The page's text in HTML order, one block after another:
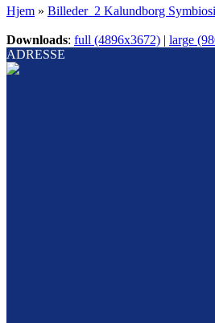
Hjem » Billeder_2 Kalundborg
Downloads: full (4896x3672) | large
ADRESSE